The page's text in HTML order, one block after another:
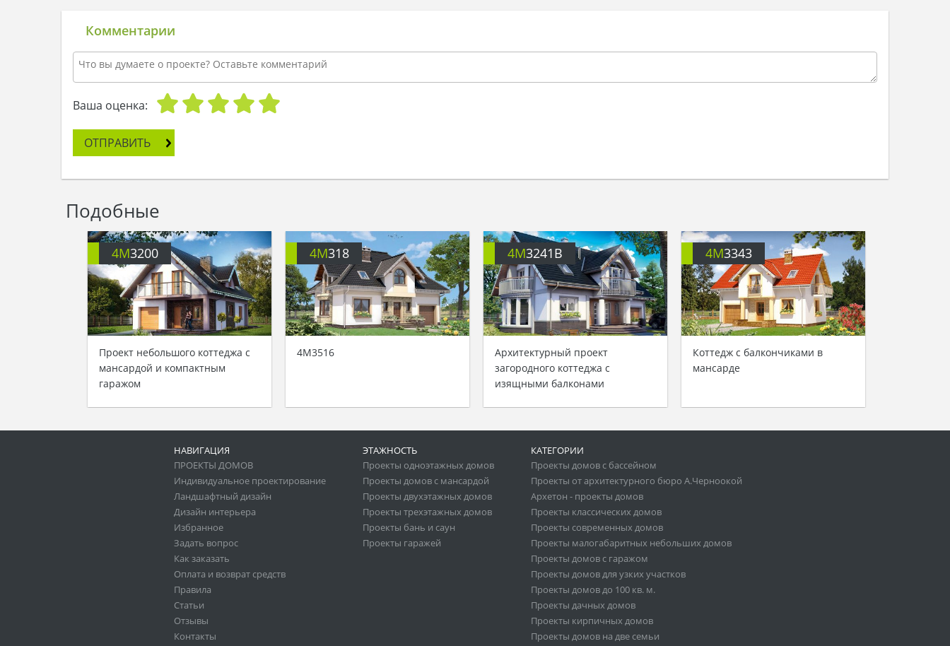
Комментарии
Ваша оценка:
ОТПРАВИТЬ
Подобные
4M3200
Проект небольшого коттеджа с
мансардой и компактным
гаражом
4M318
4M3516
4M3241B
Архитектурный проект
загородного коттеджа с
изящными балконами
4M3343
Коттедж с балкончиками в
мансарде
НАВИГАЦИЯ
ПРОЕКТЫ ДОМОВ
Индивидуальное проектирование
Ландшафтный дизайн
Дизайн интерьера
Избранное
Задать вопрос
Как заказать
Оплата и возврат средств
Правила
Статьи
Отзывы
Контакты
ЭТАЖНОСТЬ
Проекты одноэтажных домов
Проекты домов с мансардой
Проекты двухэтажных домов
Проекты трехэтажных домов
Проекты бань и саун
Проекты гаражей
КАТЕГОРИИ
Проекты домов с бассейном
Проекты от архитектурного бюро А.Черноокой
Архетон - проекты домов
Проекты классических домов
Проекты современных домов
Проекты малогабаритных небольших домов
Проекты домов с гаражом
Проекты домов для узких участков
Проекты домов до 100 кв. м.
Проекты дачных домов
Проекты кирпичных домов
Проекты домов на две семьи